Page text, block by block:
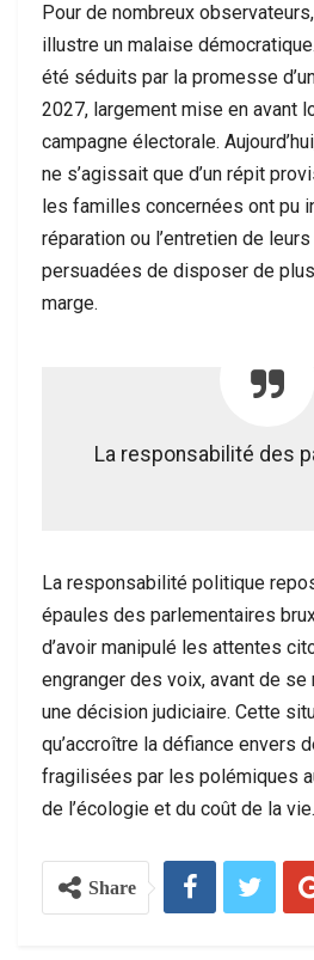
Pour de nombreux
illustre un malaise
été séduits par la promesse
2027, largement mise en avant
campagne électorale.
ne s’agissait que d’un répit
les familles concernées ont pu
réparation ou l’entretien de
persuadées de disposer de
marge.
La responsabilité des
La responsabilité politique
épaules des parlementaires
d’avoir manipulé les attentes
engranger des voix, avant de se
une décision judiciaire. Cette
qu’accroître la défiance envers
fragilisées par les polémiques
de l’écologie et du coût de la vie.
Share